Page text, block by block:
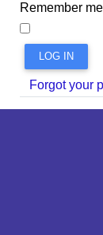
Remember me
LOG IN
Forgot your